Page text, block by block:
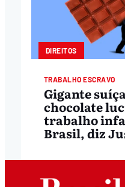
DIREITOS
TRABALHO ESCRAVO
Gigante
chocolate
trabalho
Brasil, diz